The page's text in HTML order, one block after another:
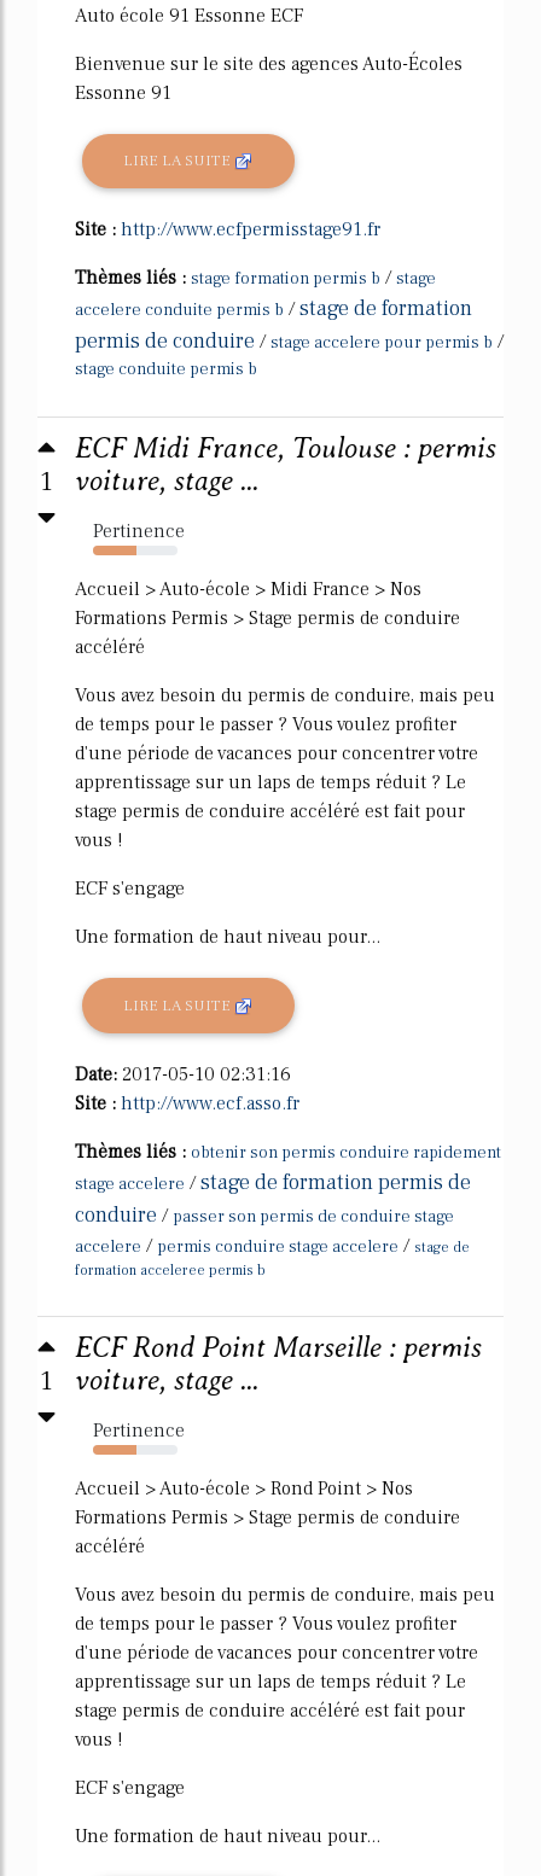
Auto école 91 Essonne ECF
Bienvenue sur le site des agences Auto-Écoles
Essonne 91
LIRE LA SUITE
Site : http://www.ecfpermisstage91.fr
Thèmes liés : stage formation permis b /stage
accelere conduite permis b /stage de formation
permis de conduire /stage accelere pour permis b /
stage conduite permis b
1
ECF Midi France, Toulouse : permis
voiture, stage ...
Pertinence
52%
Accueil > Auto-école > Midi France > Nos
Formations Permis > Stage permis de conduire
accéléré
Vous avez besoin du permis de conduire, mais peu
de temps pour le passer ? Vous voulez profiter
d'une période de vacances pour concentrer votre
apprentissage sur un laps de temps réduit ? Le
stage permis de conduire accéléré est fait pour
vous !
ECF s'engage
Une formation de haut niveau pour...
LIRE LA SUITE
Date: 2017-05-10 02:31:16
Site : http://www.ecf.asso.fr
Thèmes liés : obtenir son permis conduire rapidement
stage accelere /stage de formation permis de
conduire / passer son permis de conduire stage
accelere / permis conduire stage accelere / stage de
formation acceleree permis b
1
ECF Rond Point Marseille : permis
voiture, stage ...
Pertinence
52%
Accueil > Auto-école > Rond Point > Nos
Formations Permis > Stage permis de conduire
accéléré
Vous avez besoin du permis de conduire, mais peu
de temps pour le passer ? Vous voulez profiter
d'une période de vacances pour concentrer votre
apprentissage sur un laps de temps réduit ? Le
stage permis de conduire accéléré est fait pour
vous !
ECF s'engage
Une formation de haut niveau pour...